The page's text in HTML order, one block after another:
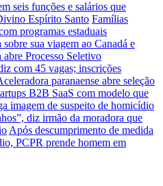
seis funções e salários que
Espírito Santo Famílias
programas estaduais
sua viagem ao Canadá e
abre Processo Seletivo
com 45 vagas; inscrições
paranaense abre seleção
B2B SaaS com modelo que
imagem de suspeito de homicídio
diz irmão da moradora que
Após descumprimento de medida
PCPR prende homem em